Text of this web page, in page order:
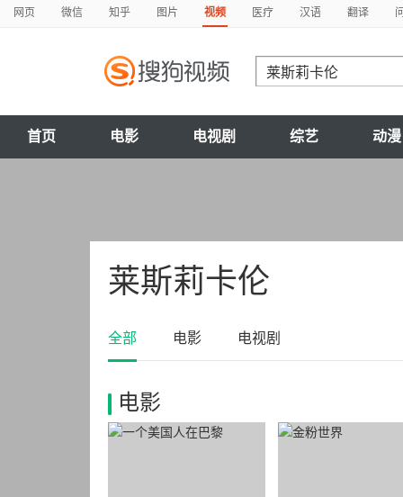
网页 微信 知乎 图片 视频 医疗 汉语 翻译
首页 电影 电视剧 综艺 动漫
莱斯莉卡伦
全部 电影 电视剧
电影